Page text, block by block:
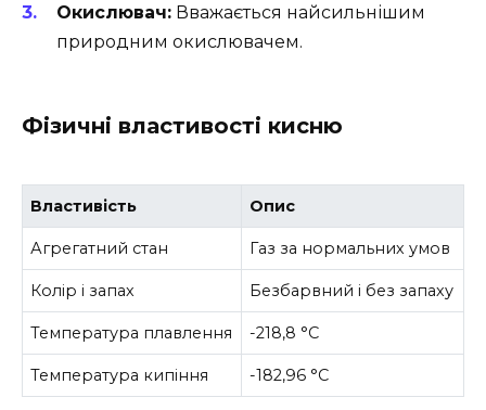
Окислювач: Вважається найсильнішим
природним окислювачем.
Фізичні властивості кисню
Властивість Опис
Агрегатний стан Газ за нормальних умов
Колір і запах Безбарвний і без запаху
Температура плавлення -218,8 °C
Температура кипіння -182,96 °C